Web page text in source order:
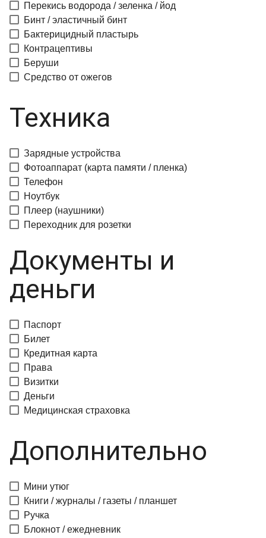
Перекись водорода / зеленка / йод
Бинт / эластичный бинт
Бактерицидный пластырь
Контрацептивы
Беруши
Средство от ожегов
Техника
Зарядные устройства
Фотоаппарат (карта памяти / пленка)
Телефон
Ноутбук
Плеер (наушники)
Переходник для розетки
Документы и
деньги
Паспорт
Билет
Кредитная карта
Права
Визитки
Деньги
Медицинская страховка
Дополнительно
Мини утюг
Книги / журналы / газеты / планшет
Ручка
Блокнот / ежедневник